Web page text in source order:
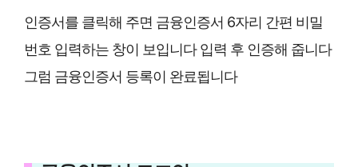
인증서를 클릭해 주면 금융인증서 6자리 간편 비밀
번호 입력하는 창이 보입니다 입력 후 인증해 줍니다
그럼 금융인증서 등록이 완료됩니다